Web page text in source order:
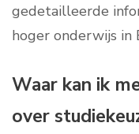
gedetailleerde
hoger onderwijs in
Waar kan ik
over